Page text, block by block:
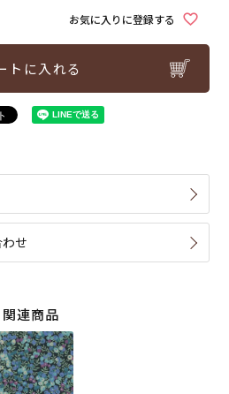
お気に入りに登録する
トに入れる
せ
関連商品